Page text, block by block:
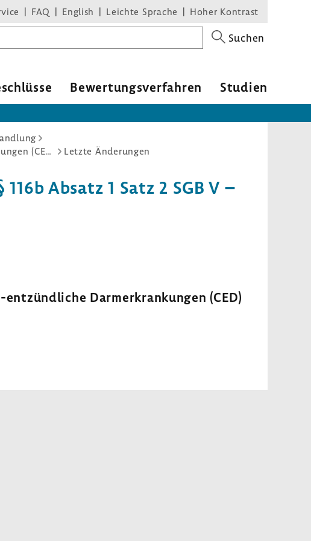
FAQ English Leichte Sprache Hoher Kontrast
Suchen
Bewer­tungs­ver­fahren Studien
Ergänzung des Katalogs nach § 116b Absatz 1 Satz 2 SGB V – Chronisch-entzündliche Darmerkrankungen (CED)
Letzte Änderungen
Absatz 1 Satz 2 SGB V –
​entzündliche Darm­er­kran­kungen (CED)